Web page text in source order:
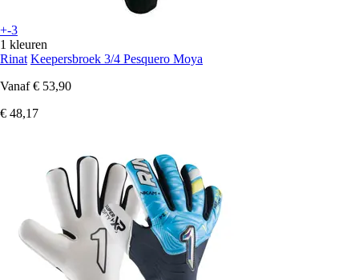
+-3
1 kleuren
Rinat Keepersbroek 3/4 Pesquero Moya
Vanaf € 53,90
€ 48,17